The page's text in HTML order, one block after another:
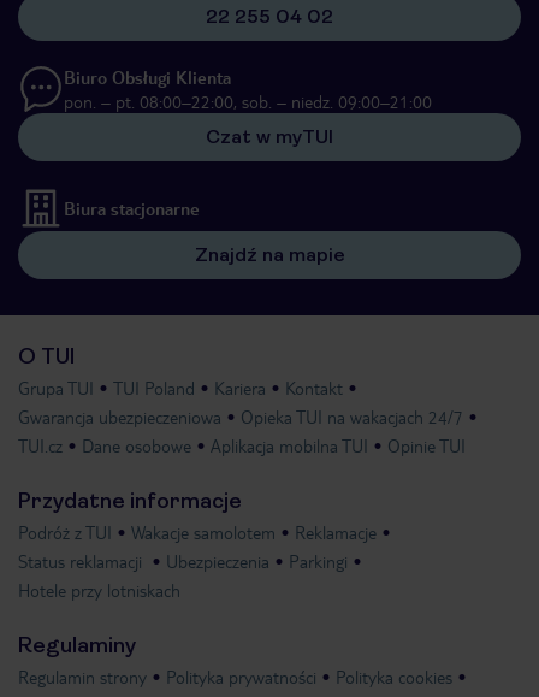
22 255 04 02
Biuro Obsługi Klienta
pon. – pt. 08:00–22:00, sob. – niedz. 09:00–21:00
Czat w myTUI
Biura stacjonarne
Znajdź na mapie
O TUI
Grupa TUI TUI Poland Kariera
Kontakt
Gwarancja ubezpieczeniowa
Opieka TUI na wakacjach 24/7
TUI.cz
Dane osobowe Aplikacja mobilna TUI Opinie TUI
Przydatne informacje
Podróż z TUI Wakacje samolotem
Reklamacje
Status reklamacji
Ubezpieczenia
Parkingi
Hotele przy lotniskach
Regulaminy
Regulamin strony Polityka prywatności
Polityka cookies